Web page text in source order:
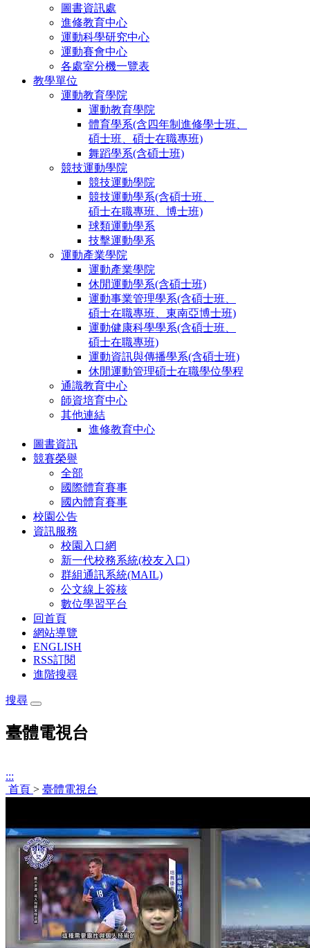
圖書資訊處
進修教育中心
運動科學研究中心
運動賽會中心
各處室分機一覽表
教學單位
運動教育學院
運動教育學院
體育學系(含四年制進修學士班、
碩士班、碩士在職專班)
舞蹈學系(含碩士班)
競技運動學院
競技運動學院
競技運動學系(含碩士班、
碩士在職專班、博士班)
球類運動學系
技擊運動學系
運動產業學院
運動產業學院
休閒運動學系(含碩士班)
運動事業管理學系(含碩士班、
碩士在職專班、東南亞博士班)
運動健康科學學系(含碩士班、
碩士在職專班)
運動資訊與傳播學系(含碩士班)
休閒運動管理碩士在職學位學程
通識教育中心
師資培育中心
其他連結
進修教育中心
圖書資訊
競賽榮譽
全部
國際體育賽事
國內體育賽事
校園公告
資訊服務
校園入口網
新一代校務系統(校友入口)
群組通訊系統(MAIL)
公文線上簽核
數位學習平台
回首頁
網站導覽
ENGLISH
RSS訂閱
進階搜尋
搜尋
臺體電視台
:::
首頁 > 臺體電視台